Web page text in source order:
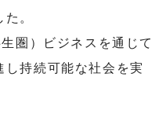
。
圏）ビジネスを通じて
持続可能な社会を実